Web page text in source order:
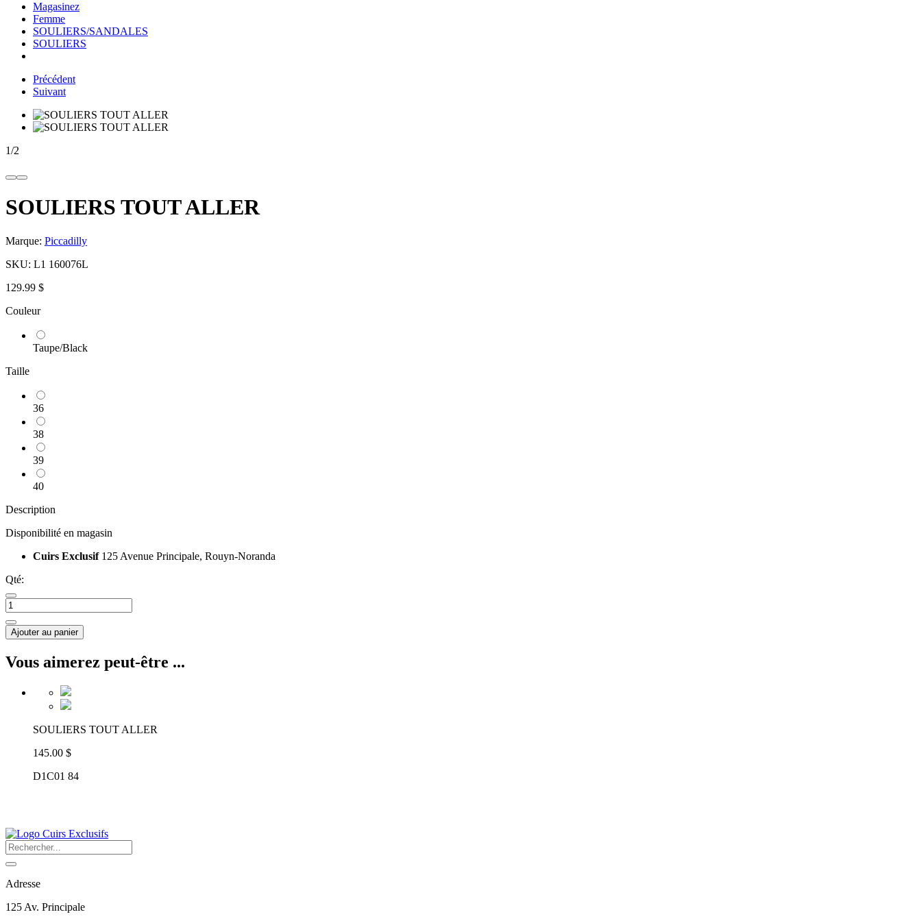
Magasinez
Femme
SOULIERS/SANDALES
SOULIERS
Précédent
Suivant
1/2
SOULIERS TOUT ALLER
Marque: Piccadilly
SKU: L1 160076L
129.99 $
Couleur
Taupe/Black
Taille
36
38
39
40
Description
Disponibilité en magasin
Cuirs Exclusif 125 Avenue Principale, Rouyn-Noranda
Qté:
Ajouter au panier
Vous aimerez peut-être ...
SOULIERS TOUT ALLER
145.00 $
D1C01 84
Adresse
125 Av. Principale